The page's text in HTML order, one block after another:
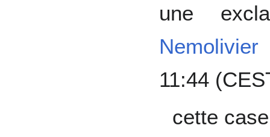
une
Nemolivier
11:44
cette